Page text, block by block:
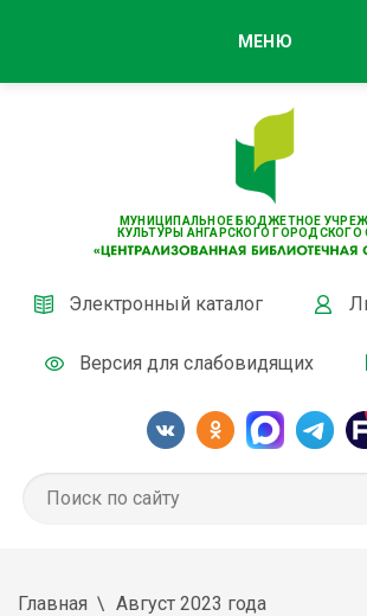
МУНИЦИПАЛЬНОЕ БЮДЖЕТНОЕ
КУЛЬТУРЫ АНГАРСКОГО ГОРОДСКОГО
Электронный каталог
Версия для слабовидящих
МЕНЮ
Главная Август 2023 года